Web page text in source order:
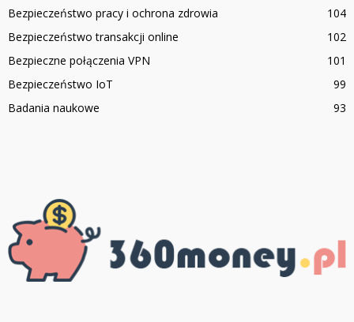
Bezpieczeństwo pracy i ochrona zdrowia
104
Bezpieczeństwo transakcji online
102
Bezpieczne połączenia VPN
101
Bezpieczeństwo IoT
99
Badania naukowe
93